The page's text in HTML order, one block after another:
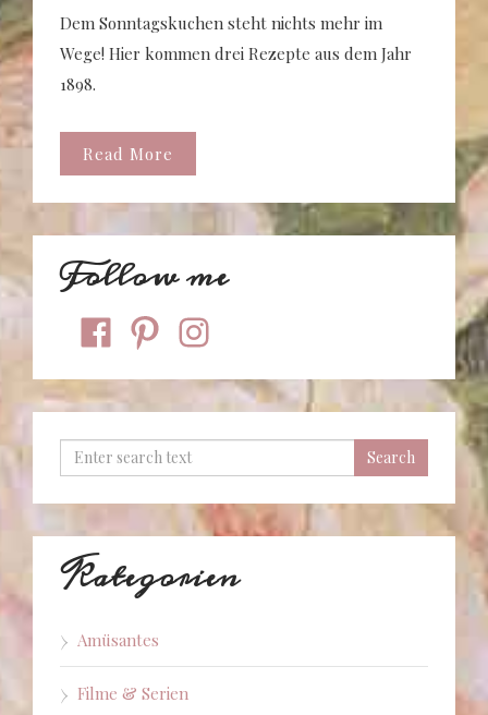
Dem Sonntagskuchen steht nichts mehr im
Wege! Hier kommen drei Rezepte aus dem Jahr
1898.
Read More
Follow me
facebookpinterestinstagram
Kategorien
Amüsantes
Filme & Serien